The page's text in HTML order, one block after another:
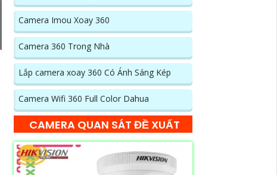
Camera Imou Xoay 360
Camera 360 Trong Nhà
Lắp camera xoay 360 Có Ánh Sáng Kép
Camera Wifi 360 Full Color Dahua
CAMERA QUAN SÁT ĐỀ XUẤT